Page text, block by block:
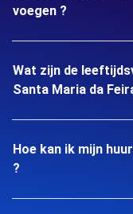
voegen ?
Wat zijn de
Santa Maria da
Hoe kan ik mijn
?